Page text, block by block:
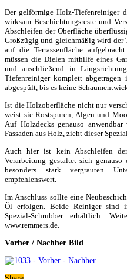
Der gelförmige Holz-Tiefenreiniger
wirksam Beschichtungsreste und
Abschleifen der Oberfläche
Großzügig und gleichmäßig wird der
auf die Terrassenfläche
müssen die Dielen mithilfe eines
und anschließend in
Tiefenreiniger komplett
abgespült, bis es keine
Ist die Holzoberfläche nicht nur
weist sie Rostspuren, Algen und
Auf Holzdecks genauso
Fassaden aus Holz, zieht dieser
Auch hier ist kein Abschleifen
Verarbeitung gestaltet sich
besonders stark vergrauten
empfehlenswert.
Im Anschluss sollte eine
Öl erfolgen. Beide Reiniger sind
Spezial-Schrubber erhältlich.
www.remmers.de.
Vorher / Nachher Bild